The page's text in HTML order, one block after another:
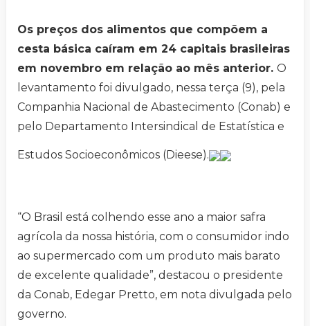
Os preços dos alimentos que compõem a
cesta básica caíram em 24 capitais brasileiras
em novembro em relação ao mês anterior. O
levantamento foi divulgado, nessa terça (9), pela
Companhia Nacional de Abastecimento (Conab) e
pelo Departamento Intersindical de Estatística e
Estudos Socioeconômicos (Dieese).
“O Brasil está colhendo esse ano a maior safra
agrícola da nossa história, com o consumidor indo
ao supermercado com um produto mais barato
de excelente qualidade”, destacou o presidente
da Conab, Edegar Pretto, em nota divulgada pelo
governo.